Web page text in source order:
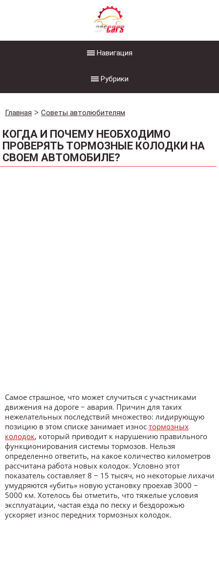
Навигация
Рубрики
Главная Советы автолюбителям
КОГДА И ПОЧЕМУ НЕОБХОДИМО
ПРОВЕРЯТЬ ТОРМОЗНЫЕ КОЛОДКИ НА
СВОЕМ АВТОМОБИЛЕ?
Самое страшное, что может случиться с участниками
движения на дороге − авария. Причин для таких
нежелательных последствий множество: лидирующую
позицию в этом списке занимает износ тормозных
колодок, который приводит к нарушению правильного
функционирования системы тормозов. Нельзя
определенно ответить, на какое количество километров
рассчитана работа новых колодок. Условно этот
показатель составляет 8 − 15 тысяч, но некоторые лихачи
умудряются «убить» новую установку проехав 3000 −
5000 км. Хотелось бы отметить, что тяжелые условия
эксплуатации, частая езда по песку и бездорожью
ускоряет износ передних тормозных колодок.